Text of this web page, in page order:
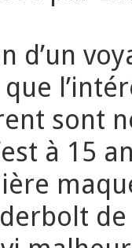
d’un
sont
à 15